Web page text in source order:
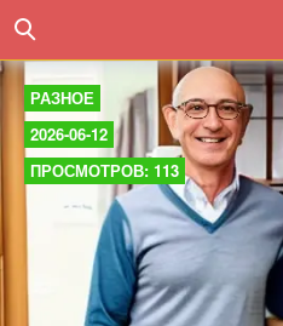
РАЗНОЕ
2026-06-12
ПРОСМОТРОВ: 113